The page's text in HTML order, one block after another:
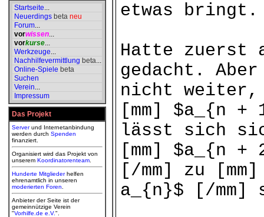
Startseite...
Neuerdings beta neu
Forum...
vorwissen...
vorkurse...
Werkzeuge...
Nachhilfevermittlung beta...
Online-Spiele beta
Suchen
Verein...
Impressum
Das Projekt
Serverund Internetanbindung
werden durch Spenden
finanziert.
Organisiert wird das Projekt von
unserem Koordinatorenteam
Hunderte Mitgliederhelfen
ehrenamtlich in unseren
moderierten Foren
Anbieter der Seite ist der
gemeinnützige Verein
"Vorhilfe.de e.V.".
etwas bringt.
Hatte zuerst
gedacht.
nicht weiter,
[mm] $a_{n
lässt sich
[mm] $a_{n
[/mm] zu
a_{n}$ [/mm]